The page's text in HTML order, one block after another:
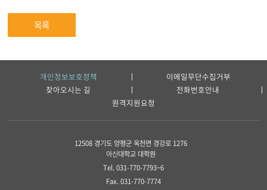
목록
개인정보보호정책
이메일무단수집거부
찾아오시는 길
전화번호안내
원격지원요청
12508 경기도 양평군 옥천면 경강로 1276
아신대학교 대학원
Tel. 031-770-7793~6
Fax. 031-770-7774